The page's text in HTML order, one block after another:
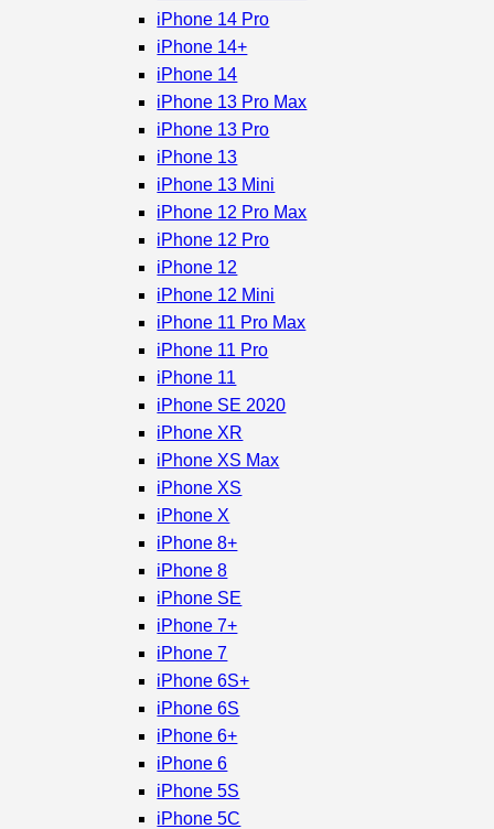
iPhone 14 Pro
iPhone 14+
iPhone 14
iPhone 13 Pro Max
iPhone 13 Pro
iPhone 13
iPhone 13 Mini
iPhone 12 Pro Max
iPhone 12 Pro
iPhone 12
iPhone 12 Mini
iPhone 11 Pro Max
iPhone 11 Pro
iPhone 11
iPhone SE 2020
iPhone XR
iPhone XS Max
iPhone XS
iPhone X
iPhone 8+
iPhone 8
iPhone SE
iPhone 7+
iPhone 7
iPhone 6S+
iPhone 6S
iPhone 6+
iPhone 6
iPhone 5S
iPhone 5C